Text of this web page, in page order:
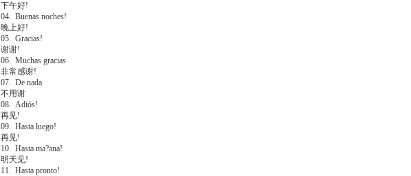
下午好!
04. Buenas noches!
晚上好!
05. Gracias!
谢谢!
06. Muchas gracias
非常感谢!
07. De nada
不用谢
08. Adiós!
再见!
09. Hasta luego!
再见!
10. Hasta ma?ana!
明天见!
11. Hasta pronto!